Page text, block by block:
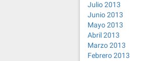
Julio 2013
Junio 2013
Mayo 2013
Abril 2013
Marzo 2013
Febrero 2013